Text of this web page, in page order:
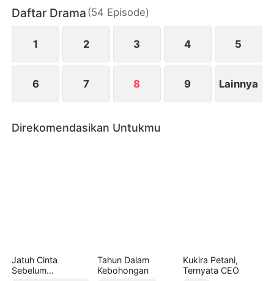
dimulailah permainan cinta/benci yang
menggairahkan sekaligus berbahaya…
Daftar Drama (54 Episode)
1 2 3 4 5
6 7 8 9 Lainnya
Direkomendasikan Untukmu
Jatuh Cinta
Sebelum
Tahun Dalam
Kebohongan
Kukira Petani,
Ternyata CEO